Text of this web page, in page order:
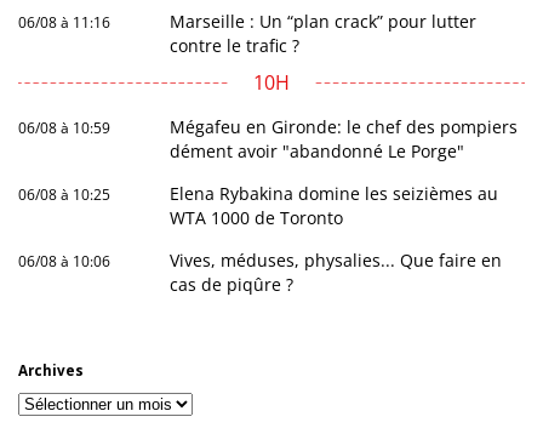
06/08 à 11:16
Marseille : Un “plan crack” pour lutter
contre le trafic ?
10H
06/08 à 10:59
Mégafeu en Gironde: le chef des pompiers
dément avoir "abandonné Le Porge"
06/08 à 10:25
Elena Rybakina domine les seizièmes au
WTA 1000 de Toronto
06/08 à 10:06
Vives, méduses, physalies... Que faire en
cas de piqûre ?
Archives
Archives